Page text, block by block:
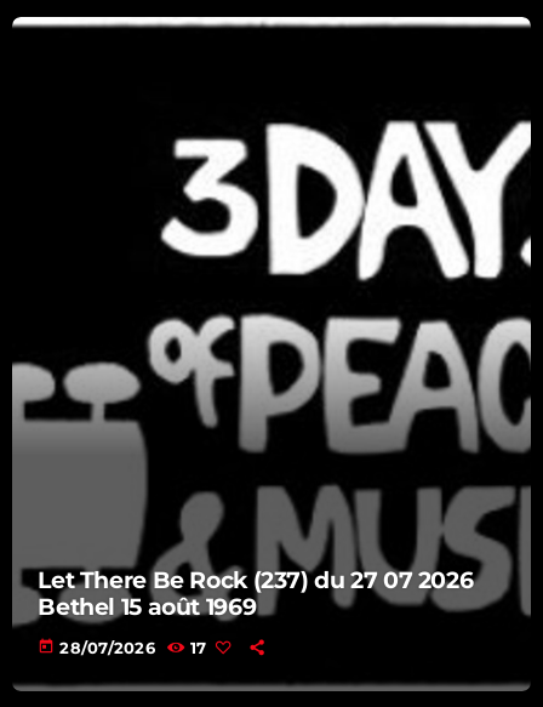
ÉMISSIONS À VENIR
Playlists Musicales
14:00 - 16:00
Black Roots
16:00 - 17:00
Let There Be Rock (237) du 27 07 2026
Bethel 15 août 1969
today 28/07/2026 17